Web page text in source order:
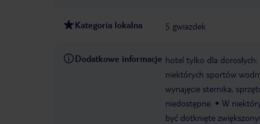
Kategoria lokalna 5 gwiazdek
Dodatkowe informacje hotel tylko dla dorosłych:
niektórych sportów
wynajęcie sternika,
niedostępne.
W
być dotknięte